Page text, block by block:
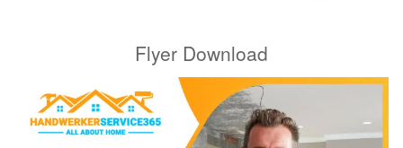
Flyer Download